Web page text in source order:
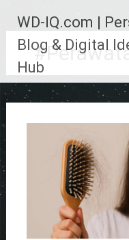
konten
WD-IQ.com |
Blog & Digital
Hub